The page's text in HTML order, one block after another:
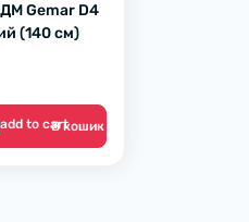
Gemar D4
(140 см)
В кошик